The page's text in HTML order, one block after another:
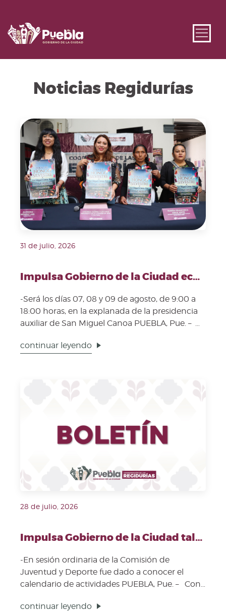
Noticias Regidurías
Fecha de publicación: 31 de julio, 2026. Imagen
31 de julio, 2026
Impulsa Gobierno de la Ciudad economía local con la Feria del Hongo Silvestre
-Será los días 07, 08 y 09 de agosto, de 9:00 a
18:00 horas, en la explanada de la presidencia
auxiliar de San Miguel Canoa PUEBLA, Pue. –
continuar leyendo
28 de julio, 2026
Impulsa Gobierno de la Ciudad talento y emprendimiento con "Mes de la Juventud"
-En sesión ordinaria de la Comisión de
Juventud y Deporte fue dado a conocer el
calendario de actividades PUEBLA, Pue. – Con
continuar leyendo